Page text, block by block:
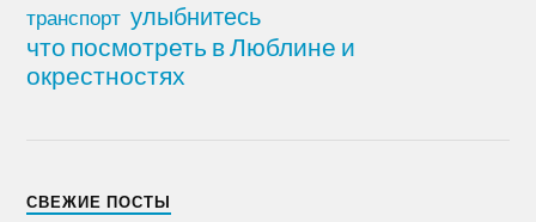
транспорт улыбнитесь
что посмотреть в Люблине и
окрестностях
СВЕЖИЕ ПОСТЫ